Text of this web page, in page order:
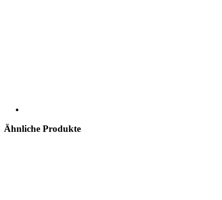
Ähnliche Produkte